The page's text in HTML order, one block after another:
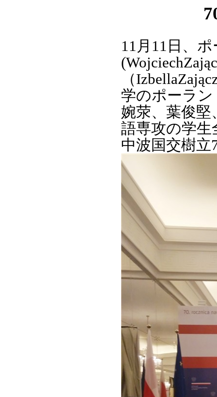
11月11日、
（
学のポーラ
婉荥、葉俊堅
語専攻の学生
中波国交樹